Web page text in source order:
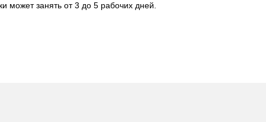
может занять от 3 до 5 рабочих дней.